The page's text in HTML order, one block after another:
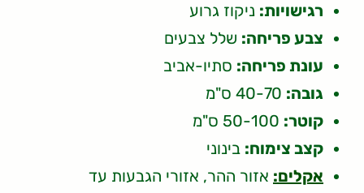
רגישויות: ניקוז גרוע
צבע פריחה: שלל צבעים
עונת פריחה: סתיו-אביב
גובה:
קוטר:
קצב צימוח: בינוני
אקלים: אזור ההר, אזורי הגבעות עד